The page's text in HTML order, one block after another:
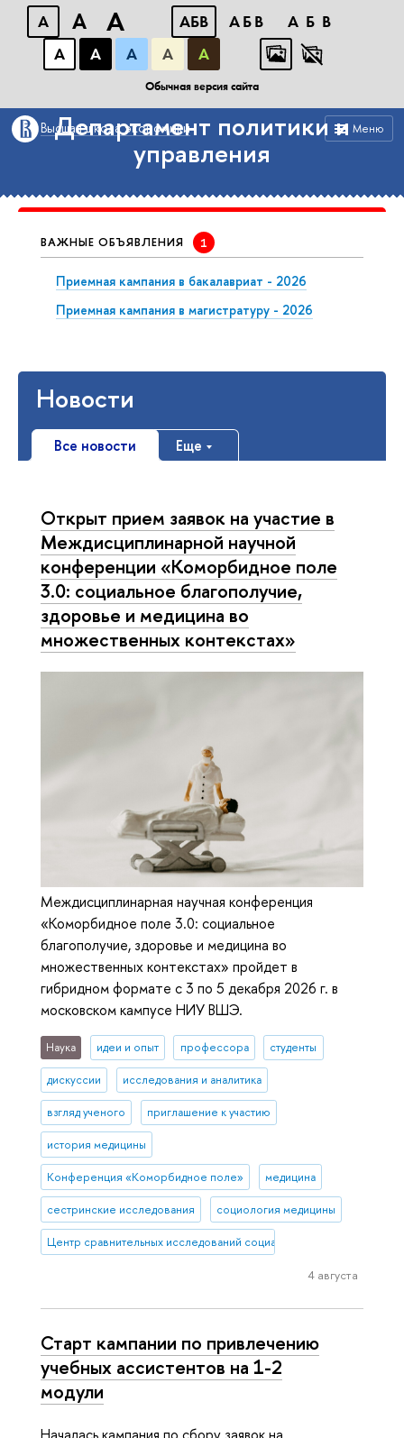
A A A АБB АБB
АБB
А
А А А А
Обычная версия сайта
Меню
Высшая школа экономики
Факультет социальных наук
Департамент политики и
управления
ВАЖНЫЕ ОБЪЯВЛЕНИЯ
Приемная кампания в бакалавриат - 2026
Приемная кампания в магистратуру - 2026
Новости
Все новости Еще
Открыт прием заявок на участие в
Междисциплинарной научной
конференции «Коморбидное поле
3.0: социальное благополучие,
здоровье и медицина во
множественных контекстах»
Междисциплинарная научная конференция
«Коморбидное поле 3.0: социальное
благополучие, здоровье и медицина во
множественных контекстах» пройдет в
гибридном формате с 3 по 5 декабря 2026 г. в
московском кампусе НИУ ВШЭ.
Наука идеи и опыт профессора студенты
дискуссии исследования и аналитика
взгляд ученого приглашение к участию
история медицины
Конференция «Коморбидное поле» медицина
сестринские исследования социология медицины
Центр сравнительных исследований социального благополучия
4 августа
Старт кампании по привлечению
учебных ассистентов на 1-2
модули